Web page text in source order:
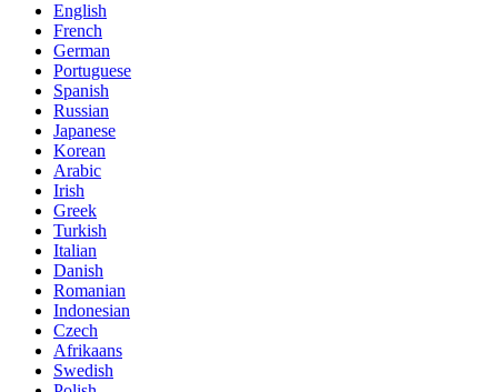
English
French
German
Portuguese
Spanish
Russian
Japanese
Korean
Arabic
Irish
Greek
Turkish
Italian
Danish
Romanian
Indonesian
Czech
Afrikaans
Swedish